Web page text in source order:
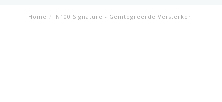
Home / IN100 Signature - Geintegreerde Versterker